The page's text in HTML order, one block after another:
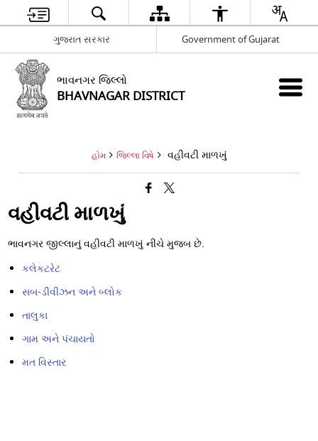
ગુજરાત સરકાર Government of Gujarat
ભાવનગર જિલ્લો
BHAVNAGAR DISTRICT
હોમ જિલ્લા વિષે વહીવટી માળખું
વહીવટી માળખું
ભાવનગર જીલ્લાનું વહીવટી માળખું નીચે મુજબ છે.
કલેકટરેટ
સબ-ડીવીઝન અને બ્લોક
તાલુકા
ગામ અને પંચાયતો
મત વિસ્તાર